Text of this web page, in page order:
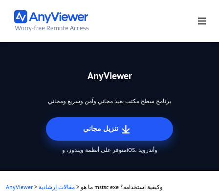
AnyViewer
برنامج سطح مكتب بعيد مجاني وآمن وسريع ومجاني
متوفر على أنظمة ويندوز، وiOS، وأندرويد
AnyViewer > مقالات إرشادية > ما هو mstsc exe وكيفية استخدامه؟